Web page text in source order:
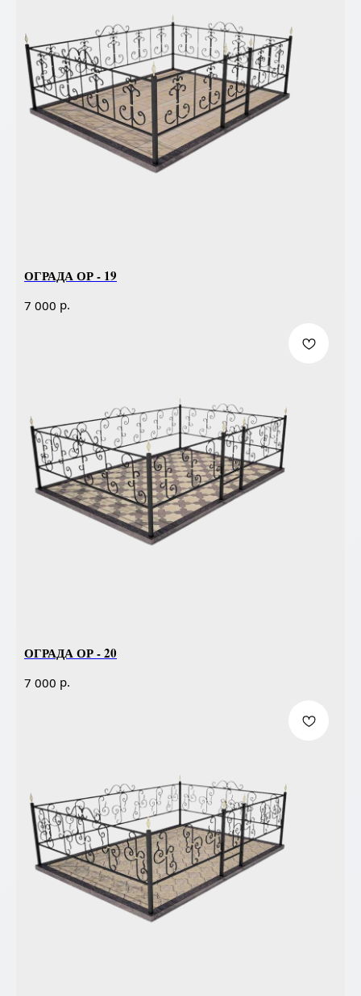
ОГРАДА ОР - 19
7 000 р.
ОГРАДА ОР - 20
7 000 р.